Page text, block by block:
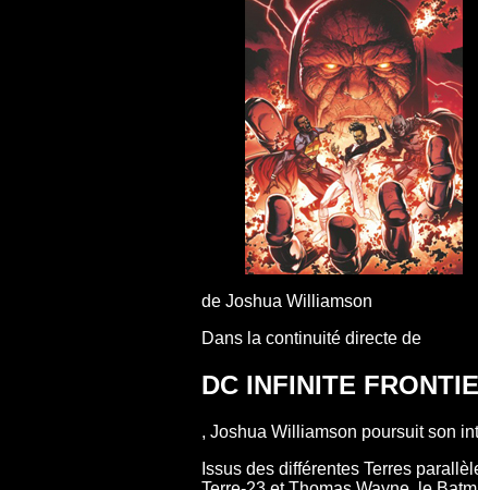
de Joshua Williamson
Dans la continuité directe de
DC INFINITE
, Joshua Williamson poursuit son
Issus des différentes Terres